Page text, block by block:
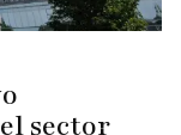
sector